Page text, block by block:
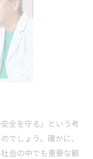
全を守る」という考
でしょう。確かに、
会の中でも重要な観